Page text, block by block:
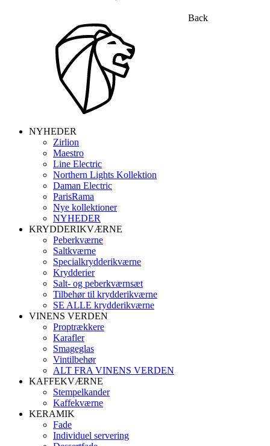
Back
NYHEDER
Zirlion
Maestro
Line Electric
Northern Lights Kollektion
Daman Electric
ParisRama
Nye kollektioner
NYHEDER
KRYDDERIKVÆRNE
Peberkværne
Saltkværne
Specialkrydderikværne
Krydderier
Salt- og peberkværnsæt
Tilbehør til krydderikværne
SE ALLE krydderikværne
VINENS VERDEN
Proptrækkere
Karafler
Smageglas
Vintilbehør
ALT FRA VINENS VERDEN
KAFFEKVÆRNE
Stempelkander
Kaffekværne
KERAMIK
Fade
Individuel servering